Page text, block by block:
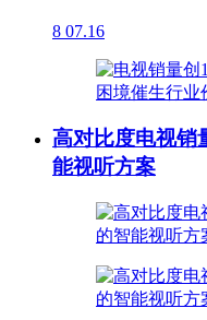
8 07.16
高对比度电视销
能视听方案